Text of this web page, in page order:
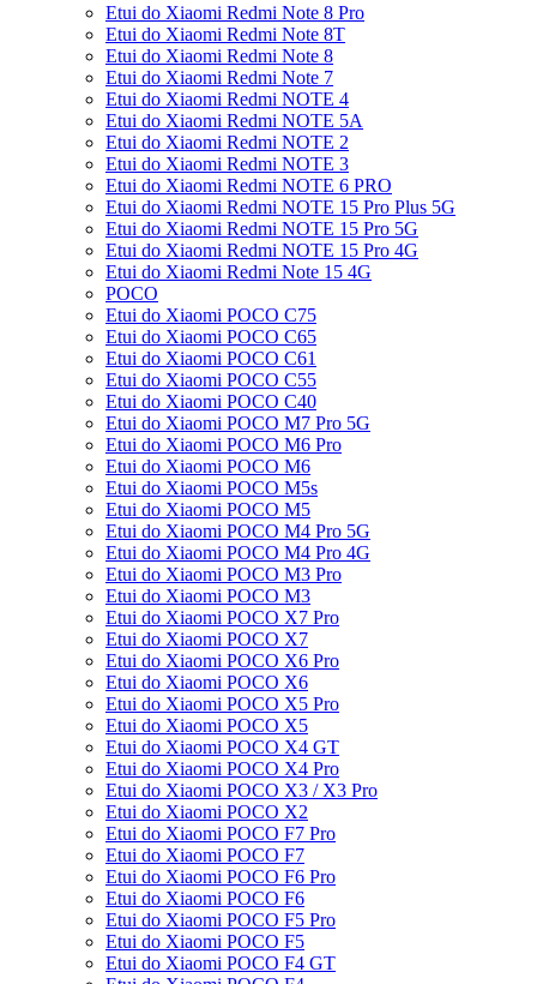
Etui do Xiaomi Redmi Note 8 Pro
Etui do Xiaomi Redmi Note 8T
Etui do Xiaomi Redmi Note 8
Etui do Xiaomi Redmi Note 7
Etui do Xiaomi Redmi NOTE 4
Etui do Xiaomi Redmi NOTE 5A
Etui do Xiaomi Redmi NOTE 2
Etui do Xiaomi Redmi NOTE 3
Etui do Xiaomi Redmi NOTE 6 PRO
Etui do Xiaomi Redmi NOTE 15 Pro Plus 5G
Etui do Xiaomi Redmi NOTE 15 Pro 5G
Etui do Xiaomi Redmi NOTE 15 Pro 4G
Etui do Xiaomi Redmi Note 15 4G
POCO
Etui do Xiaomi POCO C75
Etui do Xiaomi POCO C65
Etui do Xiaomi POCO C61
Etui do Xiaomi POCO C55
Etui do Xiaomi POCO C40
Etui do Xiaomi POCO M7 Pro 5G
Etui do Xiaomi POCO M6 Pro
Etui do Xiaomi POCO M6
Etui do Xiaomi POCO M5s
Etui do Xiaomi POCO M5
Etui do Xiaomi POCO M4 Pro 5G
Etui do Xiaomi POCO M4 Pro 4G
Etui do Xiaomi POCO M3 Pro
Etui do Xiaomi POCO M3
Etui do Xiaomi POCO X7 Pro
Etui do Xiaomi POCO X7
Etui do Xiaomi POCO X6 Pro
Etui do Xiaomi POCO X6
Etui do Xiaomi POCO X5 Pro
Etui do Xiaomi POCO X5
Etui do Xiaomi POCO X4 GT
Etui do Xiaomi POCO X4 Pro
Etui do Xiaomi POCO X3 / X3 Pro
Etui do Xiaomi POCO X2
Etui do Xiaomi POCO F7 Pro
Etui do Xiaomi POCO F7
Etui do Xiaomi POCO F6 Pro
Etui do Xiaomi POCO F6
Etui do Xiaomi POCO F5 Pro
Etui do Xiaomi POCO F5
Etui do Xiaomi POCO F4 GT